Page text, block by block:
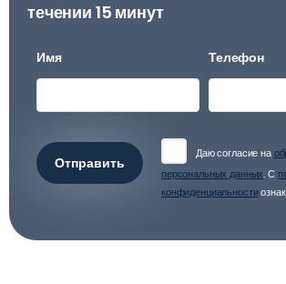
течении 15 минут
Имя Телефон
Отправить
Даю согласие на
персональных данных. С
конфиденциальности